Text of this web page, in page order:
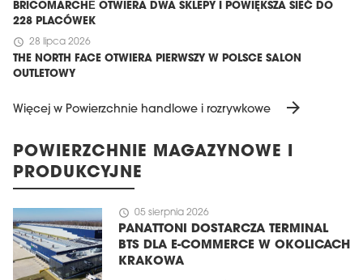
BRICOMARCHÉ OTWIERA DWA SKLEPY I POWIĘKSZA SIEĆ DO
228 PLACÓWEK
schedule 28 lipca 2026
THE NORTH FACE OTWIERA PIERWSZY W POLSCE SALON
OUTLETOWY
Więcej w Powierzchnie handlowe i rozrywkowe arrow_forward
POWIERZCHNIE MAGAZYNOWE I
PRODUKCYJNE
schedule 05 sierpnia 2026
PANATTONI DOSTARCZA TERMINAL
BTS DLA E-COMMERCE W OKOLICACH
KRAKOWA